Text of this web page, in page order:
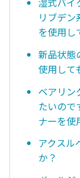
リブデ
を使用し
新品状態
使用して
ベアリン
たいので
ナーを使
アクスル
か？